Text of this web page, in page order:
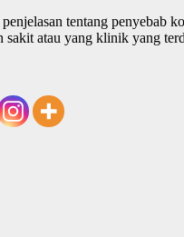
tentang penyebab
sakit atau yang klinik yang